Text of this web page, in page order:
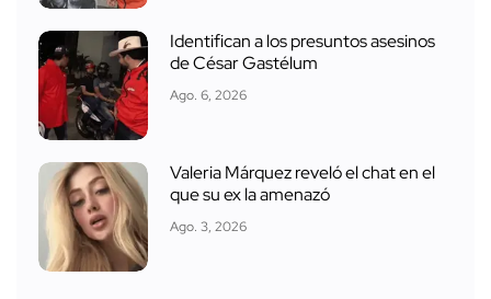
Identifican a los presuntos asesinos
de César Gastélum
Ago. 6, 2026
Valeria Márquez reveló el chat en el
que su ex la amenazó
Ago. 3, 2026